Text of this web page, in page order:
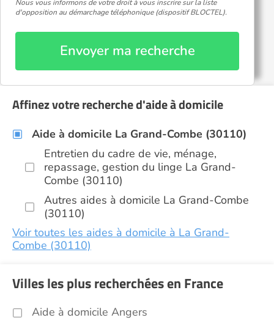
Nous vous informons de votre droit à vous inscrire sur la liste
d'opposition au démarchage téléphonique (dispositif BLOCTEL).
Envoyer ma recherche
Affinez votre recherche d'aide à domicile
Aide à domicile La Grand-Combe (30110)
Entretien du cadre de vie, ménage,
repassage, gestion du linge La Grand-
Combe (30110)
Autres aides à domicile La Grand-Combe
(30110)
Voir toutes les aides à domicile à La Grand-
Combe (30110)
Villes les plus recherchées en France
Aide à domicile Angers